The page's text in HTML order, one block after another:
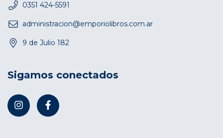
0351 424-5591
administracion@emporiolibros.com.ar
9 de Julio 182
Sigamos conectados